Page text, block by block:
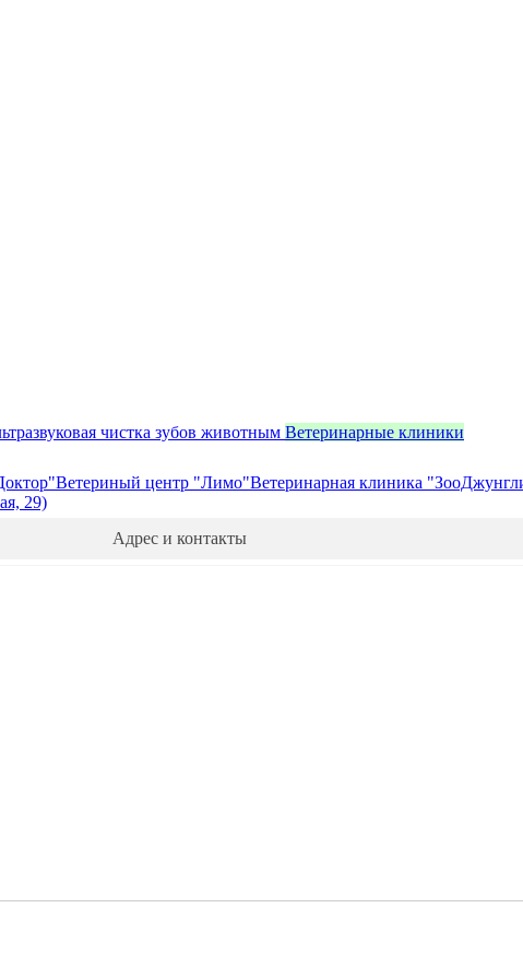
чистка зубов животным Ветеринарные клиники
Ветериный центр "Лимо"Ветеринарная клиника
29)
Адрес и контакты